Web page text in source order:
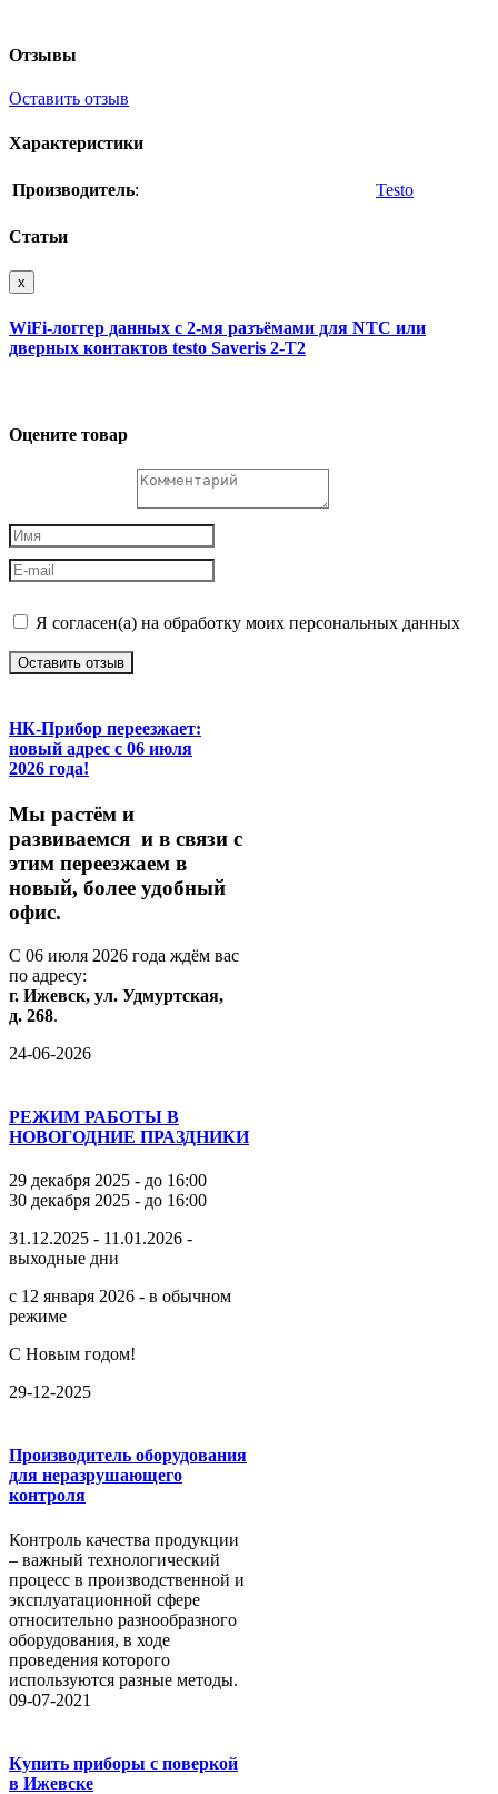
Отзывы
Оставить отзыв
Характеристики
Производитель: Testo
Статьи
x
WiFi-логгер данных c 2-мя разъёмами для NTC или
дверных контактов testo Saveris 2-T2
Оцените товар
Я согласен(а) на обработку моих персональных данных
Оставить отзыв
НК-Прибор переезжает:
новый адрес с 06 июля
2026 года!
Мы растём и
развиваемся и в связи с
этим переезжаем в
новый, более удобный
офис.
С 06 июля 2026 года ждём вас
по адресу:
г. Ижевск, ул. Удмуртская,
д. 268.
24-06-2026
РЕЖИМ РАБОТЫ В
НОВОГОДНИЕ ПРАЗДНИКИ
29 декабря 2025 - до 16:00
30 декабря 2025 - до 16:00
31.12.2025 - 11.01.2026 -
выходные дни
с 12 января 2026 - в обычном
режиме
С Новым годом!
29-12-2025
Производитель оборудования
для неразрушающего
контроля
Контроль качества продукции
– важный технологический
процесс в производственной и
эксплуатационной сфере
относительно разнообразного
оборудования, в ходе
проведения которого
используются разные методы.
09-07-2021
Купить приборы с поверкой
в Ижевске